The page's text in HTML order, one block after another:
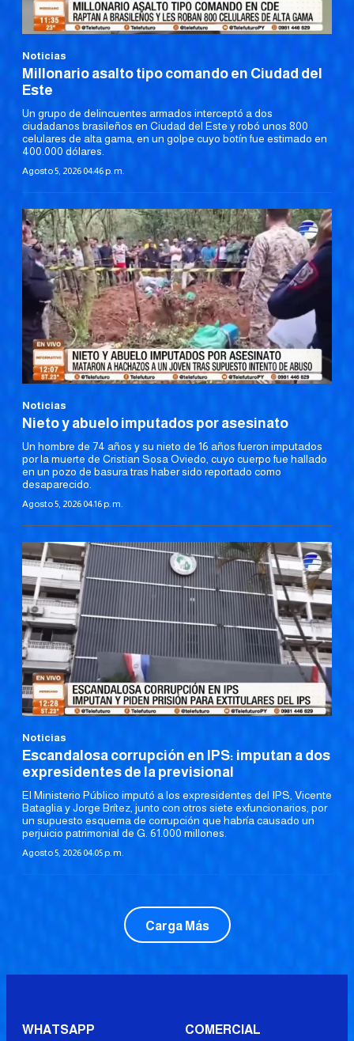
Noticias
Millonario asalto tipo comando en Ciudad del
Este
Un grupo de delincuentes armados interceptó a dos
ciudadanos brasileños en Ciudad del Este y robó unos 800
celulares de alta gama, en un golpe cuyo botín fue estimado en
400.000 dólares.
Agosto 5, 2026 04:46 p. m.
Noticias
Nieto y abuelo imputados por asesinato
Un hombre de 74 años y su nieto de 16 años fueron imputados
por la muerte de Cristian Sosa Oviedo, cuyo cuerpo fue hallado
en un pozo de basura tras haber sido reportado como
desaparecido.
Agosto 5, 2026 04:16 p. m.
Noticias
Escandalosa corrupción en IPS: imputan a dos
expresidentes de la previsional
El Ministerio Público imputó a los expresidentes del IPS, Vicente
Bataglia y Jorge Brítez, junto con otros siete exfuncionarios, por
un supuesto esquema de corrupción que habría causado un
perjuicio patrimonial de G. 61.000 millones.
Agosto 5, 2026 04:05 p. m.
Carga Más
WHATSAPP COMERCIAL